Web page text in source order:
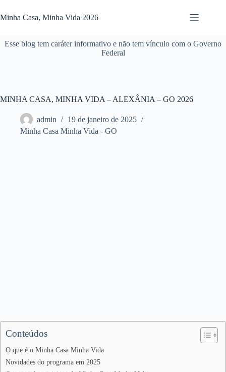
para
o
Minha Casa, Minha Vida 2026
Esse blog tem caráter informativo e não tem vínculo com o Governo
Federal
MINHA CASA, MINHA VIDA – ALEXÂNIA – GO 2026
admin
19 de janeiro de 2025
Minha Casa Minha Vida - GO
Conteúdos
O que é o Minha Casa Minha Vida
Novidades do programa em 2025